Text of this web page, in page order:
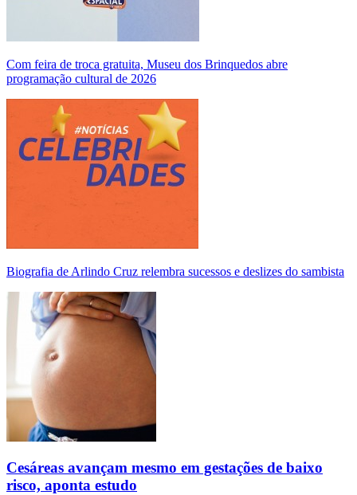
Com feira de troca gratuita, Museu dos Brinquedos abre
programação cultural de 2026
Biografia de Arlindo Cruz relembra sucessos e deslizes do sambista
Cesáreas avançam mesmo em gestações de baixo
risco, aponta estudo